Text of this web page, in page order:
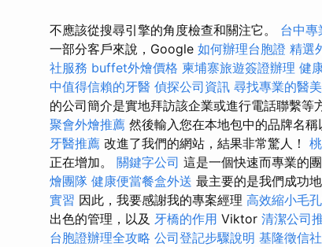
不應該從搜尋引擎的角度檢查和關注它。 台中專
一部分客戶來說，Google 如何辦理台胞證 精選
社服務 buffet外燴價格 柬埔寨旅遊簽證辦理 健
中值得信賴的牙醫 偵探公司資訊 尋找專業的醫
的公司簡介是實地拜訪該企業或進行電話聯繫等
聚會外燴推薦 然後輸入您在本地包中的品牌名
牙醫推薦 改進了我們的網站，結果非常驚人！
正在增加。 關鍵字公司 這是一個快速而專業的
燴團隊 健康便當餐盒外送 最主要的是我們成功
實習 因此，我要感謝我的專案經理 高效縮小毛
出色的管理，以及 牙橋的作用 Viktor 清潔公司
台胞證辦理全攻略 公司登記步驟說明 基隆徵信